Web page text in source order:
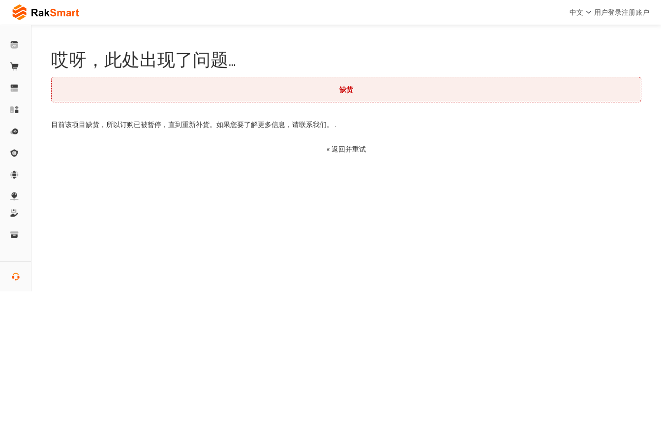
中文 用户登录注册账户
哎呀，此处出现了问题…
缺货
目前该项目缺货，所以订购已被暂停，直到重新补货。如果您要了解更多信息，请联系我们。 .
« 返回并重试